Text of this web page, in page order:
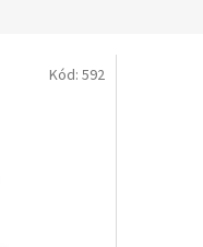
Kód: 592